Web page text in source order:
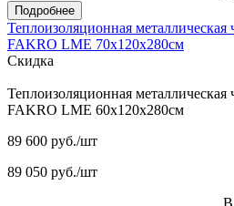
Подробнее
Теплоизоляционная металлическая
FAKRO LME 70х120х280см
Скидка
Теплоизоляционная металлическая
FAKRO LME 60х120х280см
89 600 руб./шт
89 050 руб./шт